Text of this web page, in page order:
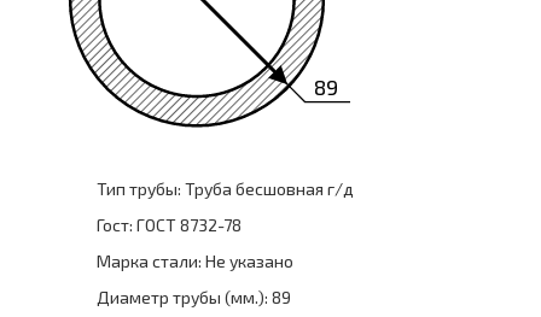
89
Тип трубы: Труба бесшовная г/д
Гост: ГОСТ 8732-78
Марка стали: Не указано
Диаметр трубы (мм.): 89